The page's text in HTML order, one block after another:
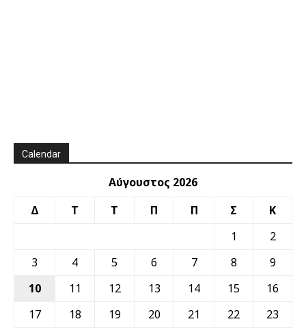
Calendar
Αύγουστος 2026
Δ
Τ Τ Π Π Σ
Κ
1
2
3
4 5 6 7 8
9
10
11 12 13 14 15
16
17
18 19 20 21 22
23